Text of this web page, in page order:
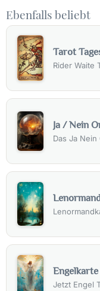
Ebenfalls beliebt
Tarot
Rider Waite
Ja / Nein
Das Ja
Jetzt Engel